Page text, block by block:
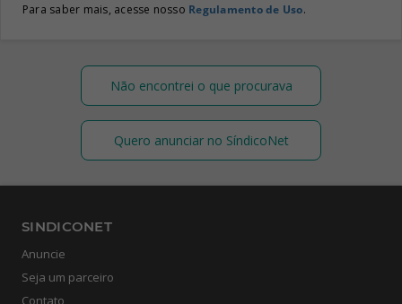
Para saber mais, acesse nosso Regulamento de Uso.
Não encontrei o que procurava
Quero anunciar no SíndicoNet
SINDICONET
Anuncie
Seja um parceiro
Contato